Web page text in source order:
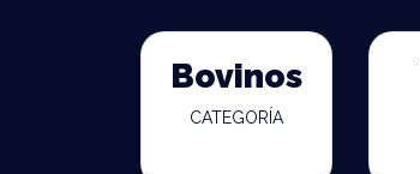
Bovinos
CATEGORÍA